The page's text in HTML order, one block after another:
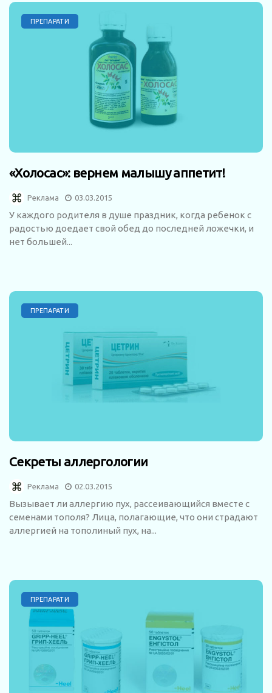
ПРЕПАРАТИ
«Холосас»: вернем малышу аппетит!
Реклама 03.03.2015
У каждого родителя в душе праздник, когда ребенок с
радостью доедает свой обед до последней ложечки, и
нет большей...
ПРЕПАРАТИ
Секреты аллергологии
Реклама 02.03.2015
Вызывает ли аллергию пух, рассеивающийся вместе с
семенами тополя? Лица, полагающие, что они страдают
аллергией на тополиный пух, на...
ПРЕПАРАТИ